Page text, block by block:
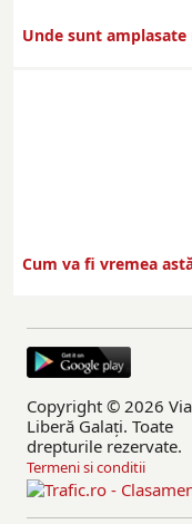
Unde sunt amplasate
Cum va fi vremea
Copyright © 2026
Liberă Galaţi. Toate
drepturile rezervate.
Termeni si conditii